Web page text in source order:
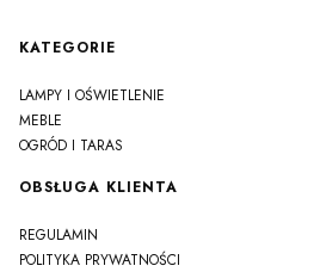
Linki w stopce
KATEGORIE
LAMPY I OŚWIETLENIE
MEBLE
OGRÓD I TARAS
OBSŁUGA KLIENTA
REGULAMIN
POLITYKA PRYWATNOŚCI